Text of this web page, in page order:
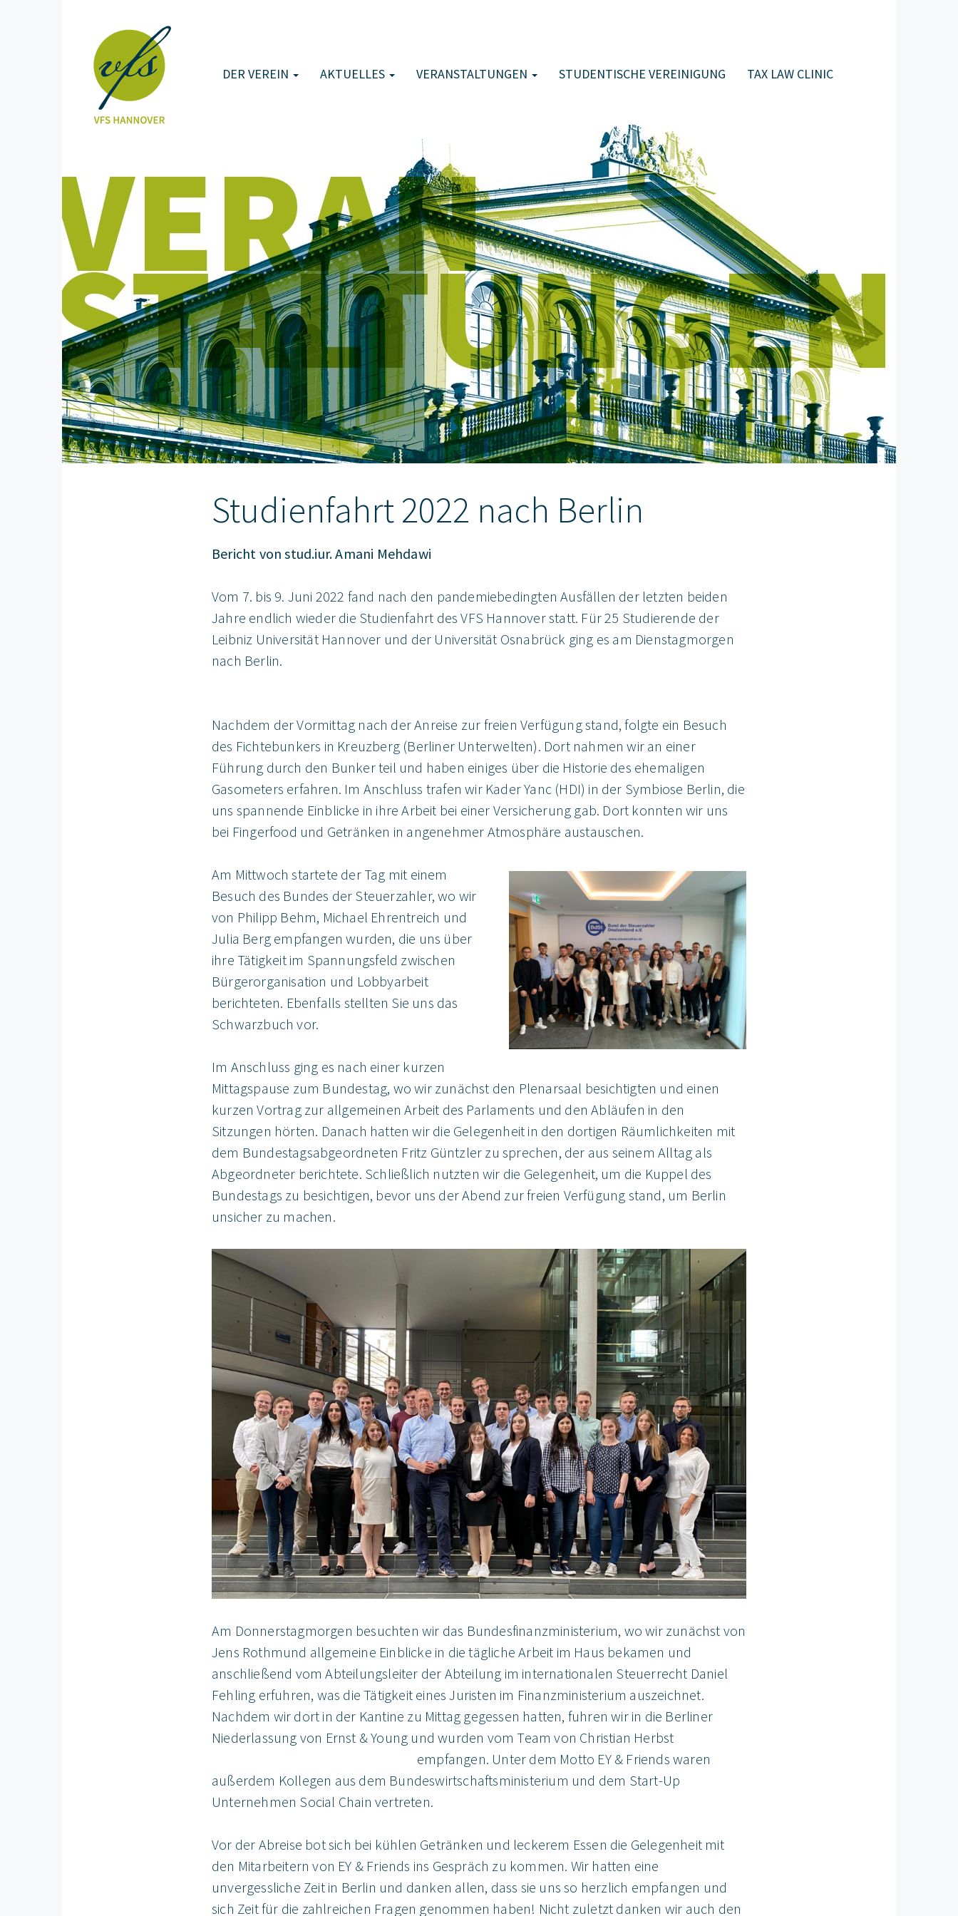
DER VEREIN AKTUELLES VERANSTALTUNGEN STUDENTISCHE VEREINIGUNG TAX LAW CLINIC
Studienfahrt 2022 nach Berlin
Bericht von stud.iur. Amani Mehdawi
Vom 7. bis 9. Juni 2022 fand nach den pandemiebedingten Ausfällen der letzten beiden
Jahre endlich wieder die Studienfahrt des VFS Hannover statt. Für 25 Studierende der
Leibniz Universität Hannover und der Universität Osnabrück ging es am Dienstagmorgen
nach Berlin.
Nachdem der Vormittag nach der Anreise zur freien Verfügung stand, folgte ein Besuch
des Fichtebunkers in Kreuzberg (Berliner Unterwelten). Dort nahmen wir an einer
Führung durch den Bunker teil und haben einiges über die Historie des ehemaligen
Gasometers erfahren. Im Anschluss trafen wir Kader Yanc (HDI) in der Symbiose Berlin, die
uns spannende Einblicke in ihre Arbeit bei einer Versicherung gab. Dort konnten wir uns
bei Fingerfood und Getränken in angenehmer Atmosphäre austauschen.
Am Mittwoch startete der Tag mit einem
Besuch des Bundes der Steuerzahler, wo wir
von Philipp Behm, Michael Ehrentreich und
Julia Berg empfangen wurden, die uns über
ihre Tätigkeit im Spannungsfeld zwischen
Bürgerorganisation und Lobbyarbeit
berichteten. Ebenfalls stellten Sie uns das
Schwarzbuch vor.
Im Anschluss ging es nach einer kurzen
Mittagspause zum Bundestag, wo wir zunächst den Plenarsaal besichtigten und einen
kurzen Vortrag zur allgemeinen Arbeit des Parlaments und den Abläufen in den
Sitzungen hörten. Danach hatten wir die Gelegenheit in den dortigen Räumlichkeiten mit
dem Bundestagsabgeordneten Fritz Güntzler zu sprechen, der aus seinem Alltag als
Abgeordneter berichtete. Schließlich nutzten wir die Gelegenheit, um die Kuppel des
Bundestags zu besichtigen, bevor uns der Abend zur freien Verfügung stand, um Berlin
unsicher zu machen.
Am Donnerstagmorgen besuchten wir das Bundesfinanzministerium, wo wir zunächst von
Jens Rothmund allgemeine Einblicke in die tägliche Arbeit im Haus bekamen und
anschließend vom Abteilungsleiter der Abteilung im internationalen Steuerrecht Daniel
Fehling erfuhren, was die Tätigkeit eines Juristen im Finanzministerium auszeichnet.
Nachdem wir dort in der Kantine zu Mittag gegessen hatten, fuhren wir in die Berliner
Niederlassung von Ernst & Young und wurden vom Team von Christian Herbst
empfangen. Unter dem Motto EY & Friends waren
außerdem Kollegen aus dem Bundeswirtschaftsministerium und dem Start-Up
Unternehmen Social Chain vertreten.
Vor der Abreise bot sich bei kühlen Getränken und leckerem Essen die Gelegenheit mit
den Mitarbeitern von EY & Friends ins Gespräch zu kommen. Wir hatten eine
unvergessliche Zeit in Berlin und danken allen, dass sie uns so herzlich empfangen und
sich Zeit für die zahlreichen Fragen genommen haben! Nicht zuletzt danken wir auch den